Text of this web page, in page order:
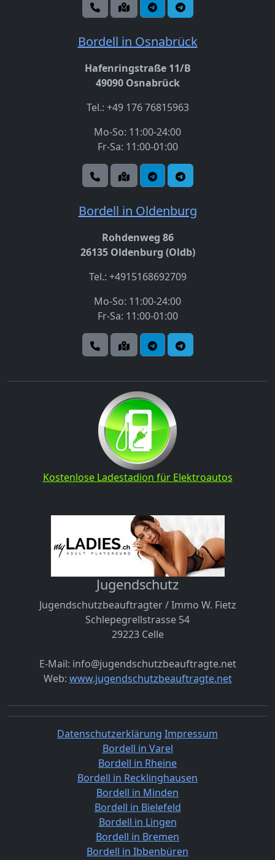
Bordell in Osnabrück
Hafenringstraße 11/B
49090 Osnabrück
Tel.: +49 176 76815963
Mo-So: 11:00-24:00
Fr-Sa: 11:00-01:00
Bordell in Oldenburg
Rohdenweg 86
26135 Oldenburg (Oldb)
Tel.: +4915168692709
Mo-So: 11:00-24:00
Fr-Sa: 11:00-01:00
Kostenlose Ladestadion für Elektroautos
Jugendschutz
Jugendschutzbeauftragter / Immo W. Fietz
Schlepegrellstrasse 54
29223 Celle
E-Mail: info@jugendschutzbeauftragte.net
Web: www.jugendschutzbeauftragte.net
Datenschutzerklärung Impressum
Bordell in Varel
Bordell in Rheine
Bordell in Recklinghausen
Bordell in Minden
Bordell in Bielefeld
Bordell in Lingen
Bordell in Bremen
Bordell in Ibbenbüren